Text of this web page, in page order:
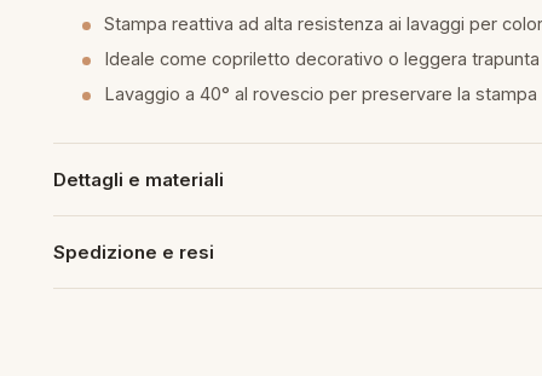
Stampa reattiva ad alta resistenza ai lavaggi per
Ideale come copriletto decorativo o leggera
Lavaggio a 40° al rovescio per preservare la stampa
Dettagli e materiali
Spedizione e resi